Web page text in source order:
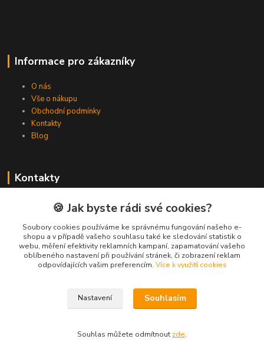
Informace pro zákazníky
O nás
Vše o nákupu
Obchodní podmínky
Kontakty
Blog
Kontakty
Zákaznická podpora Spojovat.cz
+420 606 036 459
(PO-PÁ, 8-16 hod.)
info@spojovat.cz
Všechna práva vyhrazena Spojovat.cz
🍪 Jak byste rádi své cookies?
Soubory cookies používáme ke správnému fungování našeho e-
shopu a v případě vašeho souhlasu také ke sledování statistik o
webu, měření efektivity reklamních kampaní, zapamatování vašeho
oblíbeného nastavení při používání stránek, či zobrazení reklam
odpovídajících vašim preferencím. Více k využití cookies
Nastavení Souhlasím
Souhlas můžete odmítnout zde.